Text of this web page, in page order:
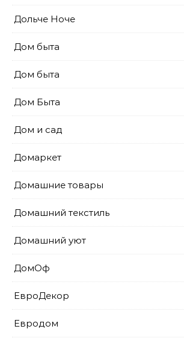
Дольче Ноче
Дом быта
Дом быта
Дом Быта
Дом и сад
Домаркет
Домашние товары
Домашний текстиль
Домашний уют
ДомОф
ЕвроДекор
Евродом